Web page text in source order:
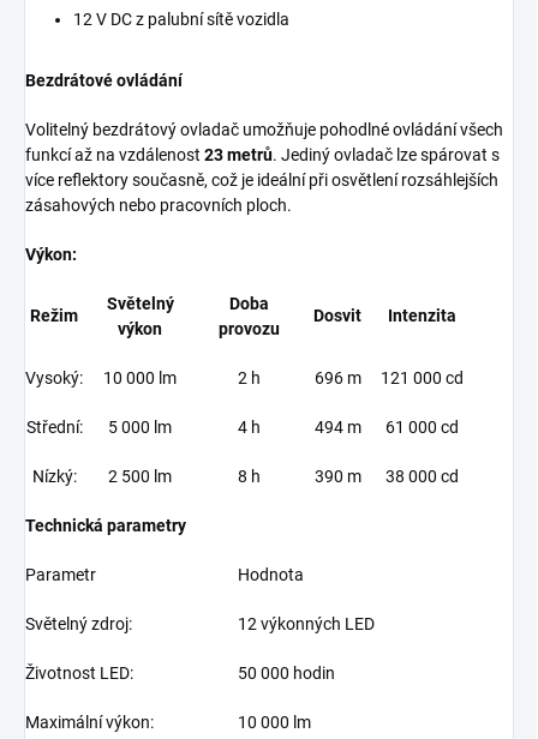
12 V DC z palubní sítě vozidla
Bezdrátové ovládání
Volitelný bezdrátový ovladač umožňuje pohodlné ovládání všech
funkcí až na vzdálenost 23 metrů. Jediný ovladač lze spárovat s
více reflektory současně, což je ideální při osvětlení rozsáhlejších
zásahových nebo pracovních ploch.
Výkon:
Režim
Světelný
výkon
Doba
provozu
Dosvit Intenzita
Vysoký: 10 000 lm 2 h 696 m 121 000 cd
Střední: 5 000 lm 4 h 494 m 61 000 cd
Nízký: 2 500 lm 8 h 390 m 38 000 cd
Technická parametry
Parametr Hodnota
Světelný zdroj: 12 výkonných LED
Životnost LED: 50 000 hodin
Maximální výkon: 10 000 lm